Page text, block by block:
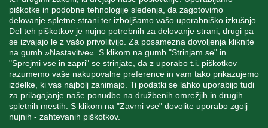
piškotke in podobne tehnologije sledenja, da zagotovimo
delovanje spletne strani ter izboljšamo vašo uporabniško izkušnjo.
Del teh piškotkov je nujno potrebnih za delovanje strani, drugi pa
se izvajajo le z vašo privolitvijo. Za posamezna dovoljenja kliknite
na gumb »Nastavitve«. S klikom na gumb "Strinjam se" in
"Sprejmi vse in zapri" se strinjate, da z uporabo t.i. piškotkov
razumemo vaše nakupovalne preference in vam tako prikazujemo
izdelke, ki vas najbolj zanimajo. Ti podatki se lahko uporabijo tudi
za prilagajanje naše ponudbe na družbenih omrežjih in drugih
spletnih mestih. S klikom na "Zavrni vse" dovolite uporabo zgolj
nujnih - zahtevanih piškotkov.
MOJ RAČUN
STORITEV ZA STRANKE
SPREMLJAJTE NAS